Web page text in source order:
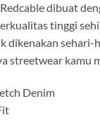
dibuat
tinggi
dikenakan sehari-
streetwear kamu
Denim